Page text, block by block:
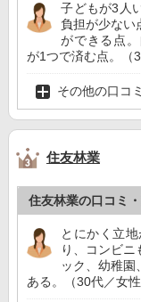
子どもが3人
負担が少ない
ができる点
が1つで済む点。（
その他の口コ
住友林業
住友林業の口コミ
とにかく立
り、コンビ
ック、幼稚園
ある。（30代／女性